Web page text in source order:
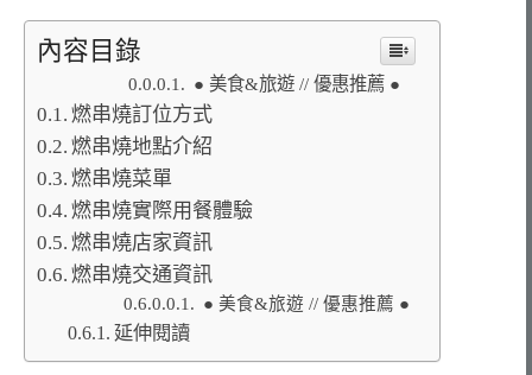
內容目錄
● 美食&旅遊 // 優惠推薦 ●
燃串燒訂位方式
燃串燒地點介紹
燃串燒菜單
燃串燒實際用餐體驗
燃串燒店家資訊
燃串燒交通資訊
● 美食&旅遊 // 優惠推薦 ●
延伸閱讀